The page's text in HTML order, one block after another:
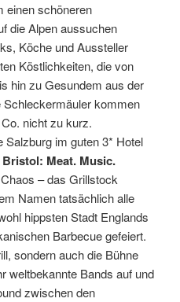
einen schöneren
die Alpen aussuchen
Köche und Aussteller
Köstlichkeiten, die von
hin zu Gesundem aus der
kommen
nicht zu kurz.
Salzburg im guten 3* Hotel
Bristol: Meat. Music.
– das Grillstock
Namen tatsächlich alle
hippsten Stadt Englands
Barbecue gefeiert.
sondern auch die Bühne
weltbekannte Bands auf und
zwischen den